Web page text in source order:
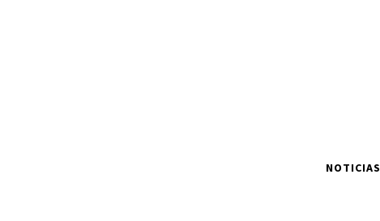
NOTICIAS